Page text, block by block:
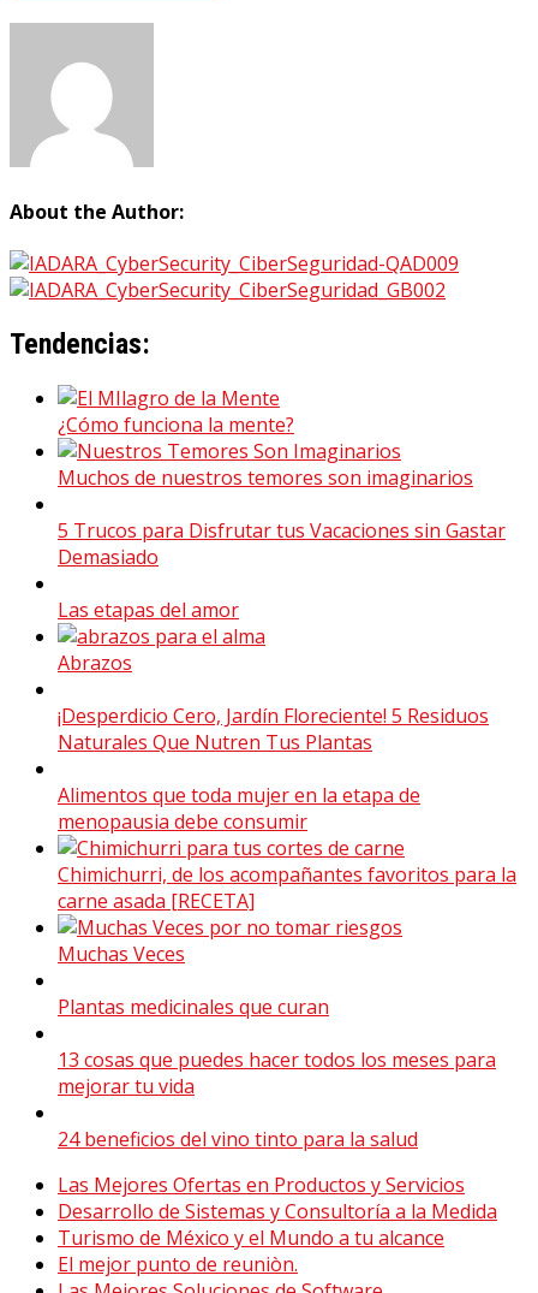
About the Author:
Tendencias:
¿Cómo funciona la mente?
Muchos de nuestros temores son imaginarios
5 Trucos para Disfrutar tus Vacaciones sin Gastar
Demasiado
Las etapas del amor
Abrazos
¡Desperdicio Cero, Jardín Floreciente! 5 Residuos
Naturales Que Nutren Tus Plantas
Alimentos que toda mujer en la etapa de
menopausia debe consumir
Chimichurri, de los acompañantes favoritos para la
carne asada [RECETA]
Muchas Veces
Plantas medicinales que curan
13 cosas que puedes hacer todos los meses para
mejorar tu vida
24 beneficios del vino tinto para la salud
Las Mejores Ofertas en Productos y Servicios
Desarrollo de Sistemas y Consultoría a la Medida
Turismo de México y el Mundo a tu alcance
El mejor punto de reuniòn.